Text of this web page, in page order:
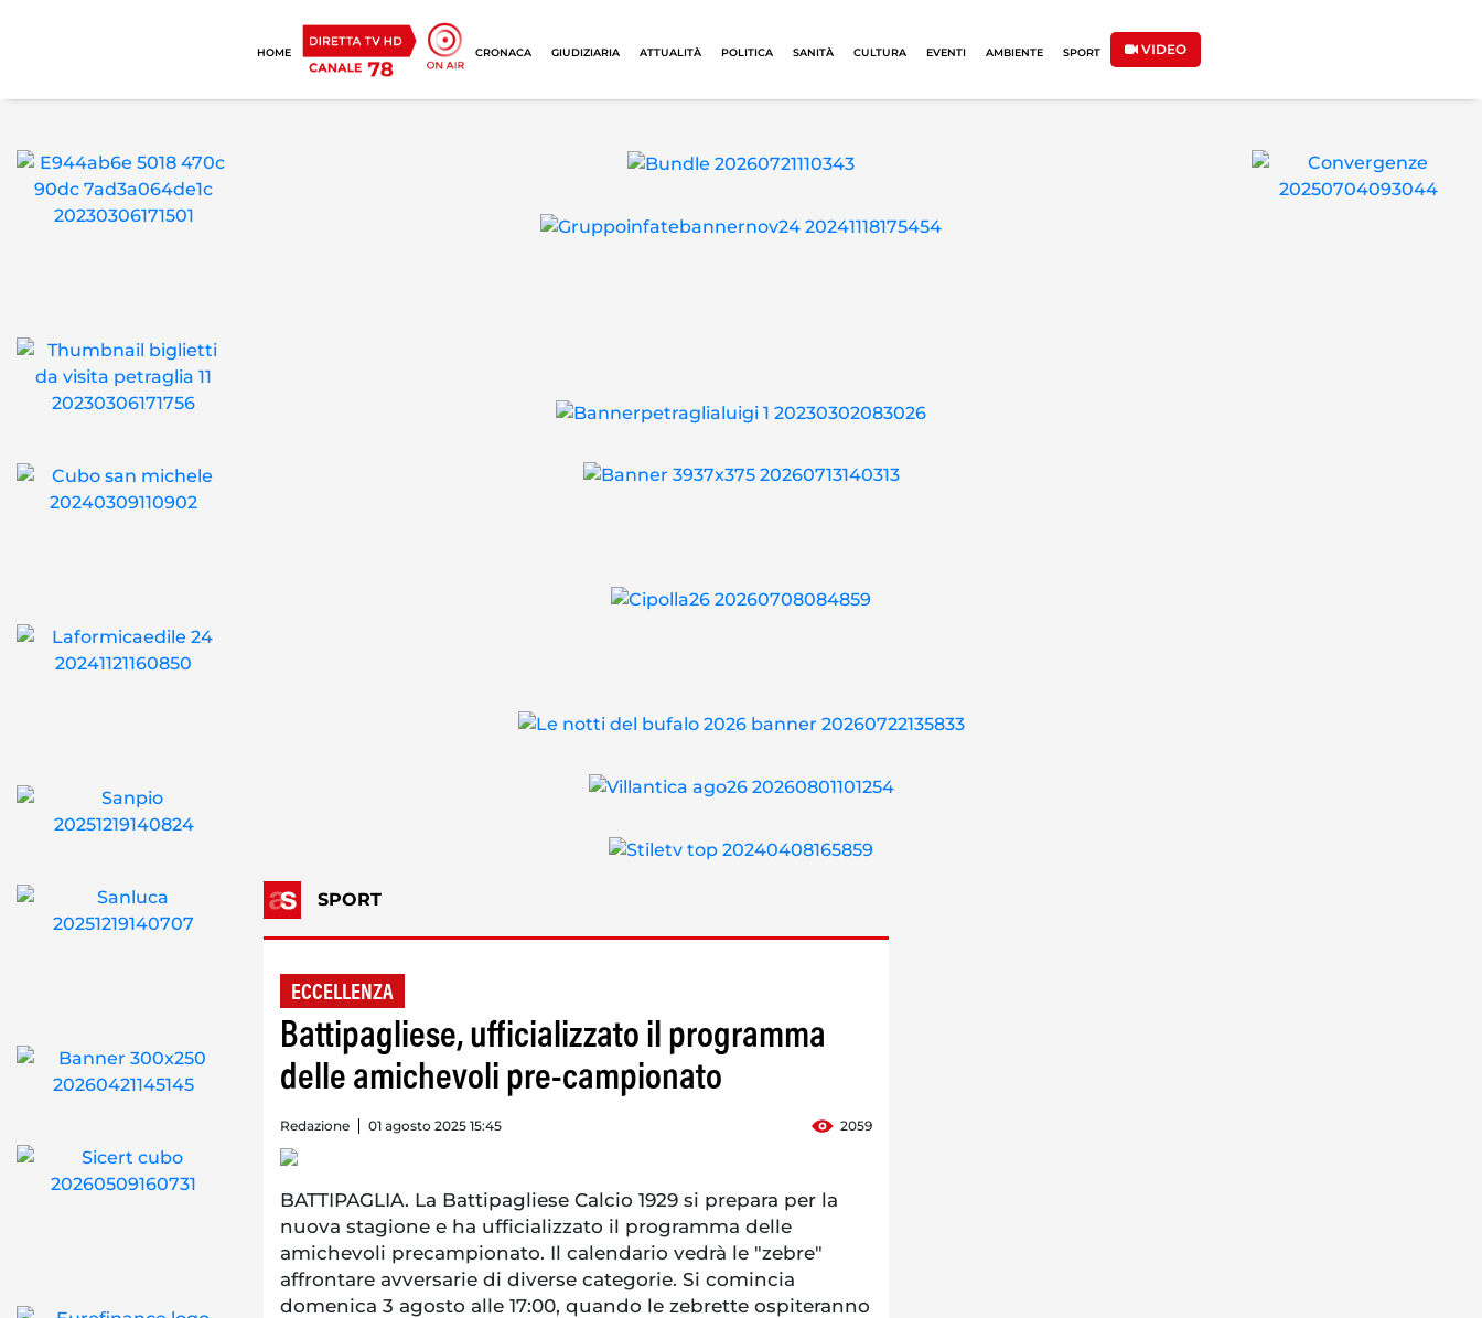
HOME CRONACA GIUDIZIARIA ATTUALITÀ POLITICA SANITÀ CULTURA EVENTI AMBIENTE SPORT VIDEO
SPORT
ECCELLENZA
Battipagliese, ufficializzato il programma
delle amichevoli pre-campionato
Redazione 01 agosto 2025 15:45 2059
BATTIPAGLIA. La Battipagliese Calcio 1929 si prepara per la
nuova stagione e ha ufficializzato il programma delle
amichevoli precampionato. Il calendario vedrà le "zebre"
affrontare avversarie di diverse categorie. Si comincia
domenica 3 agosto alle 17:00, quando le zebrette ospiteranno